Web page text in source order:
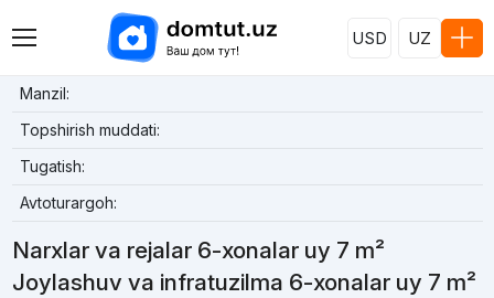
USD UZ
Manzil:
Topshirish muddati:
Tugatish:
Avtoturargoh:
Narxlar va rejalar 6-xonalar uy 7 m²
Joylashuv va infratuzilma 6-xonalar uy 7 m²